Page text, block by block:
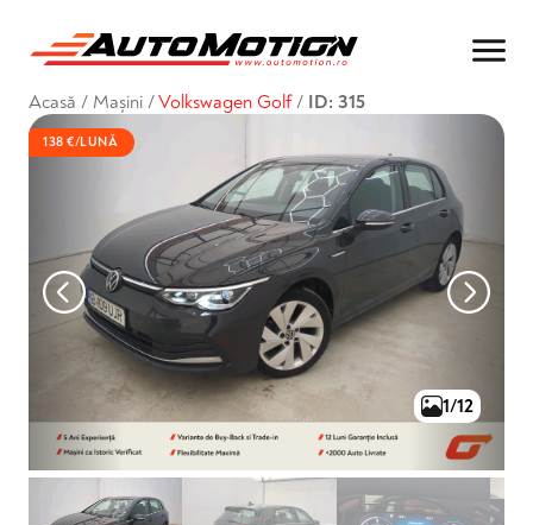
Acasă / Mașini /Volkswagen Golf / ID: 315
138 €/LUNĂ
1/12